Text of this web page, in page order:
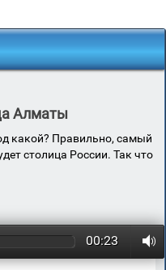
Алматы
какой? Правильно, самый
столица России. Так что
00:23